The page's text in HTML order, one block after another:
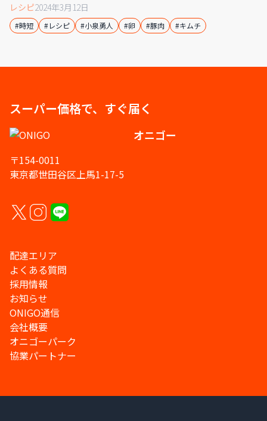
レシピ2024年3月12日
#時短 #レシピ #小泉勇人 #卵 #豚肉 #キムチ
スーパー価格で、すぐ届く
オニゴー
〒154-0011
東京都世田谷区上馬1-17-5
配達エリア
よくある質問
採用情報
お知らせ
ONIGO通信
会社概要
オニゴーパーク
協業パートナー